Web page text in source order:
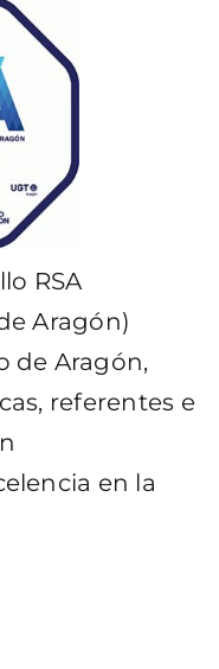
RSA
Aragón)
de Aragón,
referentes e
en la